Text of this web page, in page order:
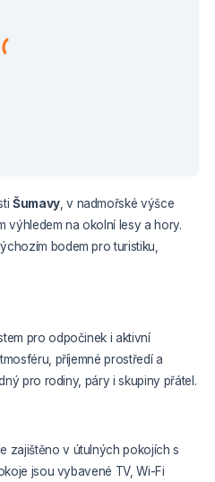
Šumavy, v nadmořské výšce
výhledem na okolní lesy a hory.
bodem pro turistiku,
pro odpočinek i aktivní
příjemné prostředí a
pro rodiny, páry i skupiny přátel.
zajištěno v útulných pokojích s
jsou vybavené TV, Wi-Fi